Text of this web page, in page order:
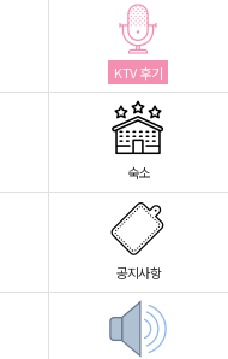
KTV 후기
숙소
공지사항